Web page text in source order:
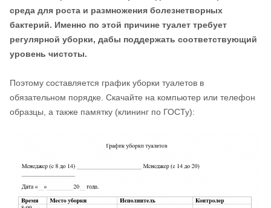
среда для роста и размножения болезнетворных
бактерий. Именно по этой причине туалет требует
регулярной уборки, дабы поддержать соответствующий
уровень чистоты.
Поэтому составляется график уборки туалетов в
обязательном порядке. Скачайте на компьютер или телефон
образцы, а также памятку (клининг по ГОСТу):